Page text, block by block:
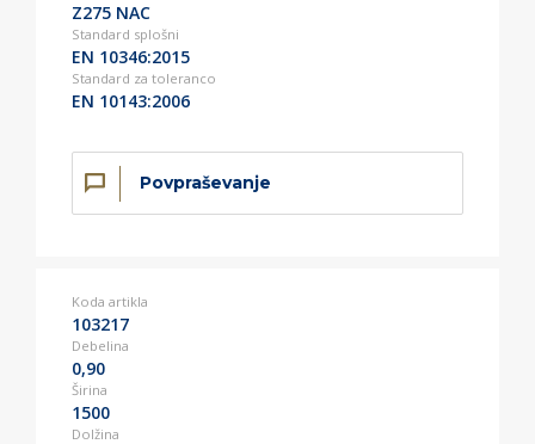
Z275 NAC
Standard splošni
EN 10346:2015
Standard za toleranco
EN 10143:2006
Povpraševanje
Koda artikla
103217
Debelina
0,90
Širina
1500
Dolžina